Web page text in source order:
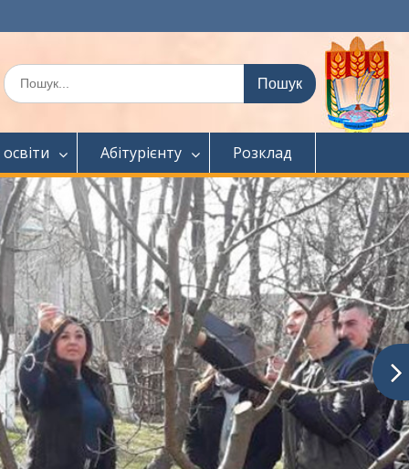
Шукати:
Абітурієнту Розклад